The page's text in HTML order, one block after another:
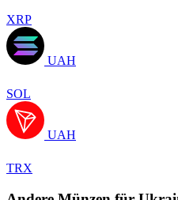
XRP
UAH
SOL
UAH
TRX